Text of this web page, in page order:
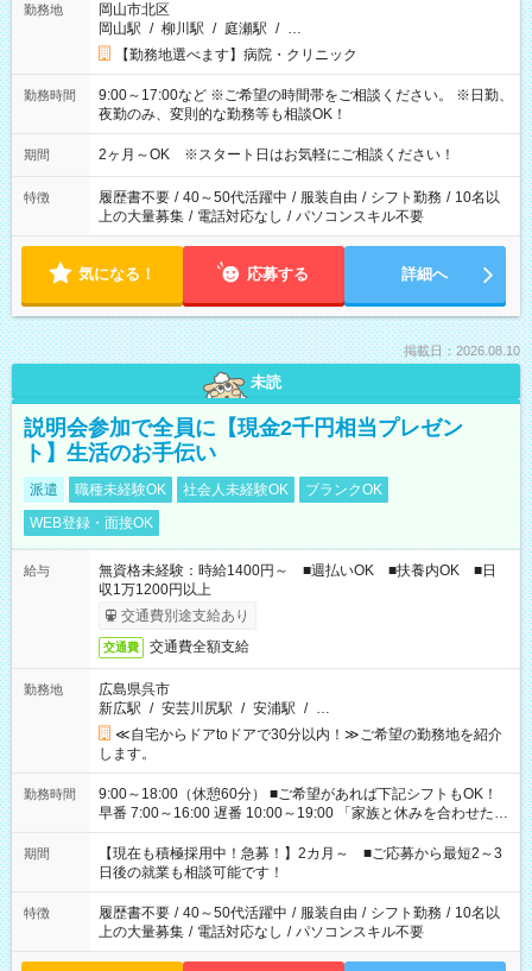
勤務地
岡山市北区
岡山駅 / 柳川駅 / 庭瀬駅 / …
【勤務地選べます】病院・クリニック
勤務時間
9:00～17:00など ※ご希望の時間帯をご相談ください。 ※日勤、
夜勤のみ、変則的な勤務等も相談OK！
期間 2ヶ月～OK ※スタート日はお気軽にご相談ください！
特徴 履歴書不要 / 40～50代活躍中 / 服装自由 / シフト勤務 / 10名以
上の大量募集 / 電話対応なし / パソコンスキル不要
気になる！ 応募する 詳細へ
掲載日：2026.08.10
未読
説明会参加で全員に【現金2千円相当プレゼン
ト】生活のお手伝い
派遣 職種未経験OK 社会人未経験OK
ブランクOK
WEB登録・面接OK
給与
無資格未経験：時給1400円～ ■週払いOK ■扶養内OK ■日
収1万1200円以上
交通費別途支給あり
交通費 交通費全額支給
勤務地
広島県呉市
新広駅 / 安芸川尻駅 / 安浦駅 / …
≪自宅からドアtoドアで30分以内！≫ご希望の勤務地を紹介
します。
勤務時間
9:00～18:00（休憩60分） ■ご希望があれば下記シフトもOK！
早番 7:00～16:00 遅番 10:00～19:00 「家族と休みを合わせた
い」 「余裕を持って夕飯の準備がしたい」 「できれば残業はし
たくない」 など、ご希望を教えてくださいね。 ※Wワーク希望
の方へ 今ご覧のお仕事で希望する勤務時間と、もう1つのお仕事
の勤務時間。 合計で週40時間を超える場合は応募できません。
期間
【現在も積極採用中！急募！】2カ月～ ■ご応募から最短2～3
日後の就業も相談可能です！
特徴 履歴書不要 / 40～50代活躍中 / 服装自由 / シフト勤務 / 10名以
上の大量募集 / 電話対応なし / パソコンスキル不要